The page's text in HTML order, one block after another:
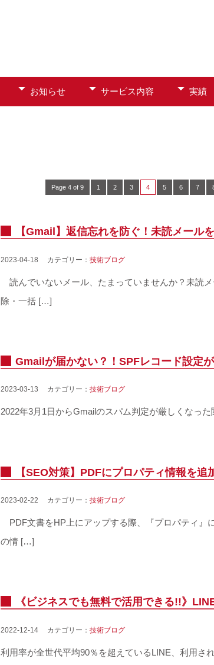
お知らせ サービス内容 実績
Page 4 of 9 1 2 3 4 5 6 7
【Gmail】返信忘れを防ぐ！未読メール
2023-04-18 カテゴリー： 技術ブログ
読んでいないメール、たまっていませんか？未読
除・一括 […]
Gmailが届かない？！SPFレコード設定
2023-03-13 カテゴリー： 技術ブログ
2022年3月1日からGmailのスパム判定が厳しくなっ
【SEO対策】PDFにプロパティ情報を追
2023-02-22 カテゴリー： 技術ブログ
PDF文書をHP上にアップする際、『プロパティ』
の情 […]
《ビジネスでも無料で活用できる!!》
2022-12-14 カテゴリー： 技術ブログ
利用率が全世代平均90％を超えているLINE、利用さ